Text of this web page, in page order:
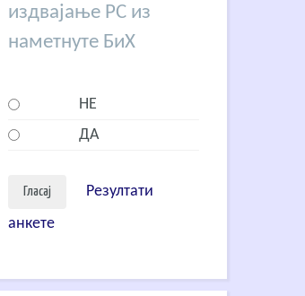
издвајање РС из
наметнуте БиХ
НЕ
ДА
Резултати
анкете